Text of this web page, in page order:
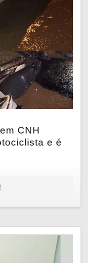
CNH
e é